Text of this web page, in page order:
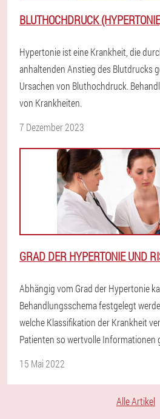
BLUTHOCHDRUCK
Hypertonie ist eine Krankheit, die
anhaltenden Anstieg des Blutdrucks
Ursachen von Bluthochdruck.
von Krankheiten.
7 Dezember 2023
GRAD DER HYPERTONIE UND
Abhängig vom Grad der Hypertonie
Behandlungsschema festgelegt
welche Klassifikation der Krankheit
Patienten so wertvolle Informationen
15 Mai 2022
Alle Artikel